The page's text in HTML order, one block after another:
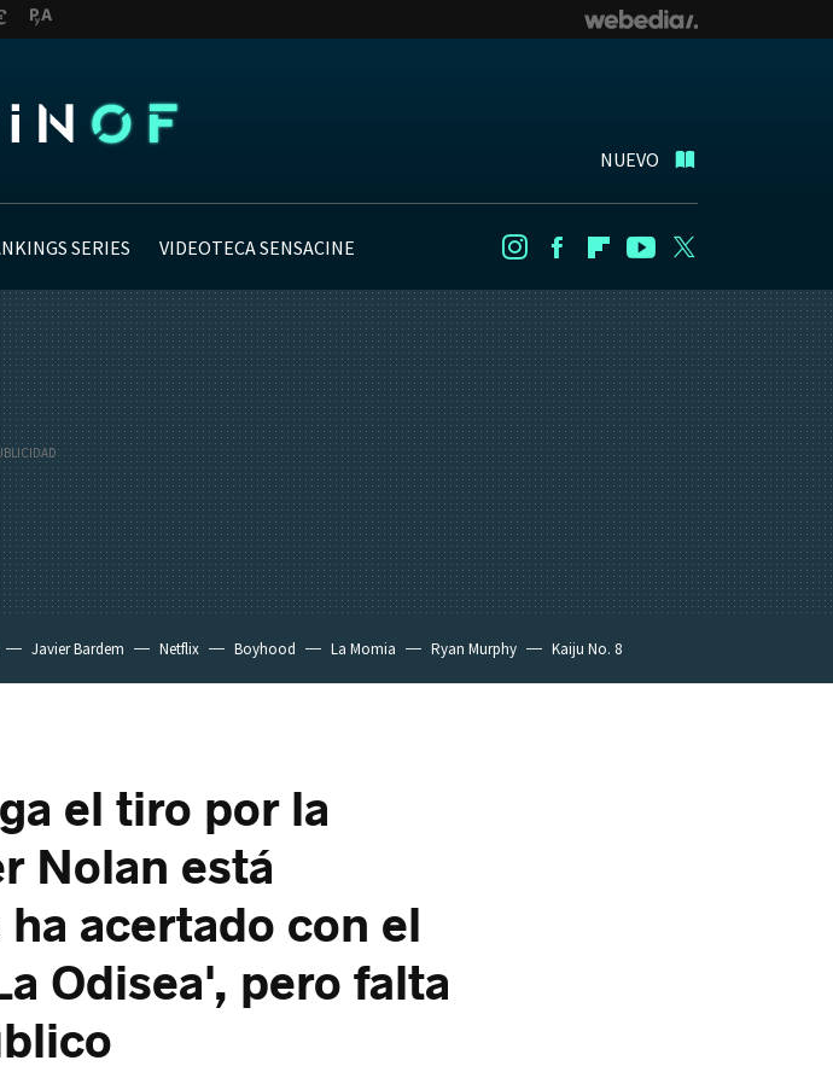
NUEVO
SERIES VIDEOTECA SENSACINE InstagramFacebookFlipboard
Youtube
Javier Bardem Netflix Boyhood La Momia Ryan Murphy Kaiju No. 8
el tiro por la
Nolan está
acertado con el
Odisea', pero falta